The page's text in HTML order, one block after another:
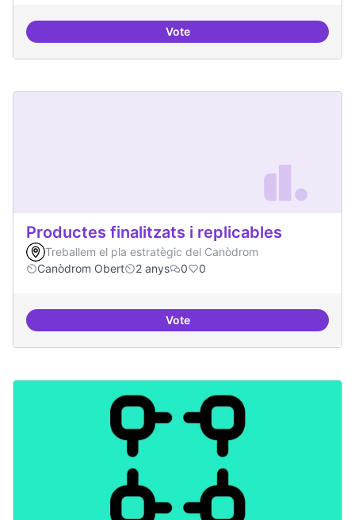
VoteActividades vinculadas a la
Productes finalitzats i replicables
Treballem el pla estratègic del Canòdrom
Canòdrom Obert
2 anys 0 0
VoteProductes finalitzats i